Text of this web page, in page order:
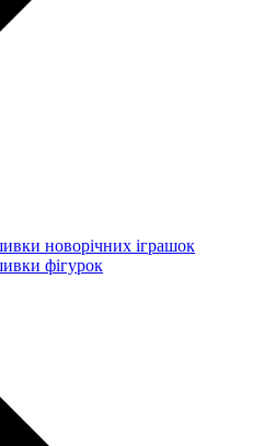
новорічних іграшок
фігурок